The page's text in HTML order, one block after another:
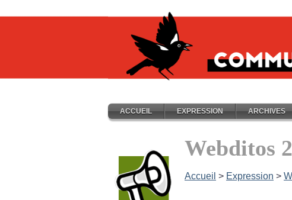
ACCUEIL EXPRESSION ARCHIVES
Webditos
Accueil > Expression >